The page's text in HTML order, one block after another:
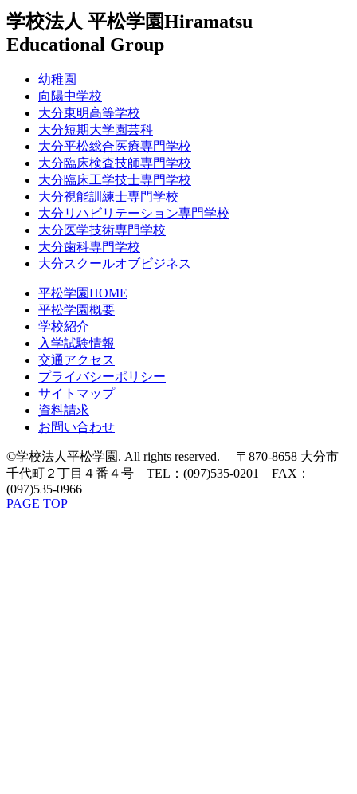
学校法人 平松学園Hiramatsu
Educational Group
幼稚園
向陽中学校
大分東明高等学校
大分短期大学園芸科
大分平松総合医療専門学校
大分臨床検査技師専門学校
大分臨床工学技士専門学校
大分視能訓練士専門学校
大分リハビリテーション専門学校
大分医学技術専門学校
大分歯科専門学校
大分スクールオブビジネス
平松学園HOME
平松学園概要
学校紹介
入学試験情報
交通アクセス
プライバシーポリシー
サイトマップ
資料請求
お問い合わせ
©学校法人平松学園. All rights reserved. 〒870-8658 大分市
千代町２丁目４番４号 TEL：(097)535-0201 FAX：
(097)535-0966
PAGE TOP